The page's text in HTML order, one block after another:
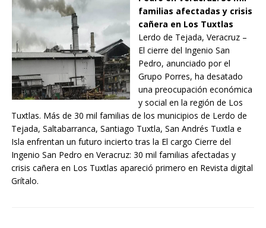
familias afectadas y crisis
cañera en Los Tuxtlas
Lerdo de Tejada, Veracruz –
El cierre del Ingenio San
Pedro, anunciado por el
Grupo Porres, ha desatado
una preocupación económica
y social en la región de Los
Tuxtlas. Más de 30 mil familias de los municipios de Lerdo de
Tejada, Saltabarranca, Santiago Tuxtla, San Andrés Tuxtla e
Isla enfrentan un futuro incierto tras la El cargo Cierre del
Ingenio San Pedro en Veracruz: 30 mil familias afectadas y
crisis cañera en Los Tuxtlas apareció primero en Revista digital
Grítalo.